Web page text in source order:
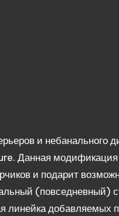
и небанального
Данная
и подарит
(повседневный)
линейка добавляемых